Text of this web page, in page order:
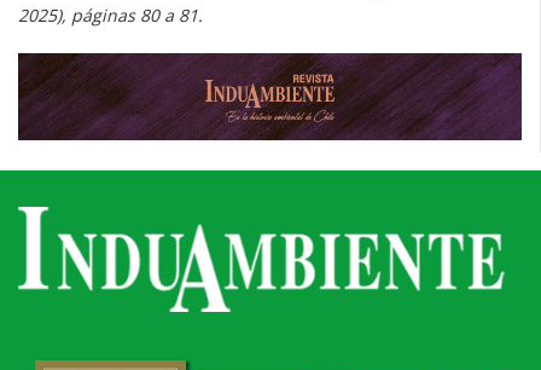
2025), páginas 80 a 81.